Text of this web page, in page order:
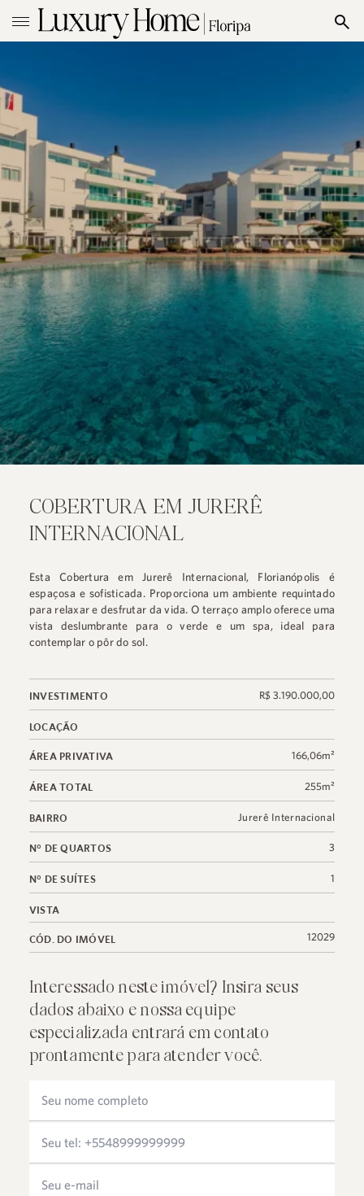
COBERTURA EM JURERÊ
INTERNACIONAL
Esta Cobertura em Jurerê Internacional, Florianópolis é
espaçosa e sofisticada. Proporciona um ambiente requintado
para relaxar e desfrutar da vida. O terraço amplo oferece uma
vista deslumbrante para o verde e um spa, ideal para
contemplar o pôr do sol.
INVESTIMENTO R$ 3.190.000,00
LOCAÇÃO
ÁREA PRIVATIVA 166,06m²
ÁREA TOTAL 255m²
BAIRRO Jurerê Internacional
N° DE QUARTOS 3
N° DE SUÍTES 1
VISTA
CÓD. DO IMÓVEL 12029
Interessado neste imóvel? Insira seus
dados abaixo e nossa equipe
especializada entrará em contato
prontamente para atender você.